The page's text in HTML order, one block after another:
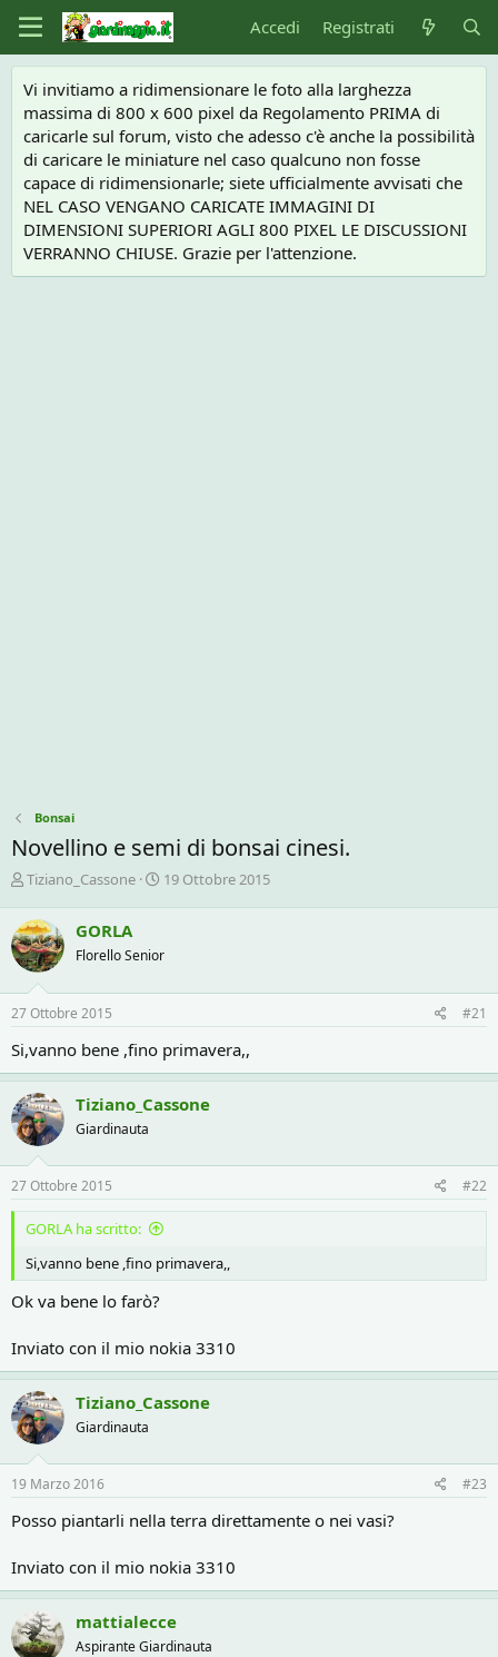
Accedi Registrati
Vi invitiamo a ridimensionare le foto alla larghezza
massima di 800 x 600 pixel da Regolamento PRIMA di
caricarle sul forum, visto che adesso c'è anche la possibilità
di caricare le miniature nel caso qualcuno non fosse
capace di ridimensionarle; siete ufficialmente avvisati che
NEL CASO VENGANO CARICATE IMMAGINI DI
DIMENSIONI SUPERIORI AGLI 800 PIXEL LE DISCUSSIONI
VERRANNO CHIUSE. Grazie per l'attenzione.
Bonsai
Novellino e semi di bonsai cinesi.
C
e
a
t
o
r
e
i
s
c
u
s
s
i
o
n
e
Tiziano_Cassone
D
d
i
z
i
o
19 Ottobre 2015
GORLA
Florello Senior
27 Ottobre 2015 #21
Si,vanno bene ,fino primavera,,
Tiziano_Cassone
Giardinauta
27 Ottobre 2015 #22
GORLA ha scritto:
Si,vanno bene ,fino primavera,,
Ok va bene lo farò?
Inviato con il mio nokia 3310
Tiziano_Cassone
Giardinauta
19 Marzo 2016 #23
Posso piantarli nella terra direttamente o nei vasi?
Inviato con il mio nokia 3310
mattialecce
Aspirante Giardinauta